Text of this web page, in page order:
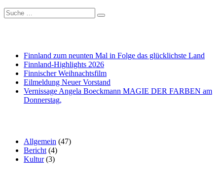
Suche
nach:
Finnland zum neunten Mal in Folge das glücklichste Land
Finnland-Highlights 2026
Finnischer Weihnachtsfilm
Eilmeldung Neuer Vorstand
Vernissage Angela Boeckmann MAGIE DER FARBEN am
Donnerstag,
Allgemein (47)
Bericht(4)
Kultur(3)